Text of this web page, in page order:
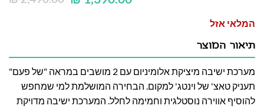
המלאי אזל
תיאור המוצר
מערכת ישיבה מיציקת אלומיניום עם 2 מושבים במראה "של פעם"
תעניק טאצ' של וינטג' למקום. הבחירה המושלמת למי שמחפש
להוסיף אווירה נוסטלגית וחמימה לחלל. המערכת ישיבה מדויקת